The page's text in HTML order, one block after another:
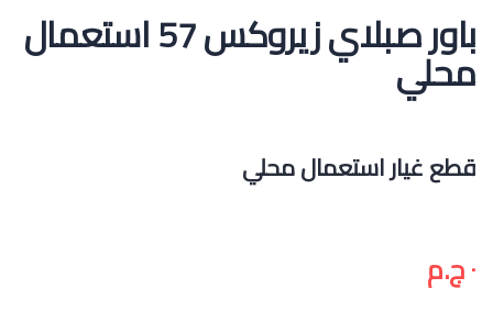
باور صبلاي زيروكس 57 استعمال
محلي
قطع غيار استعمال محلي
٠ ج.م